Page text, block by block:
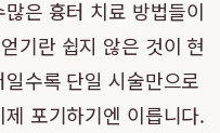
은 흉터 치료 방법들이
기란 쉽지 않은 것이 현
수록 단일 시술만으로
포기하기엔 이릅니다.